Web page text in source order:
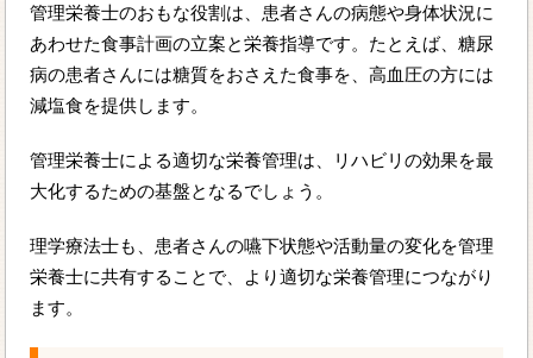
管理栄養士のおもな役割は、患者さんの病態や身体状況に
あわせた食事計画の立案と栄養指導です。たとえば、糖尿
病の患者さんには糖質をおさえた食事を、高血圧の方には
減塩食を提供します。
管理栄養士による適切な栄養管理は、リハビリの効果を最
大化するための基盤となるでしょう。
理学療法士も、患者さんの嚥下状態や活動量の変化を管理
栄養士に共有することで、より適切な栄養管理につながり
ます。